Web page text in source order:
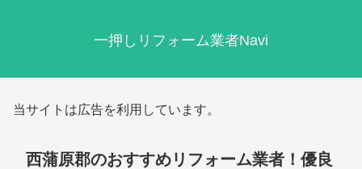
一押しリフォーム業者Navi
当サイトは広告を利用しています。
西蒲原郡のおすすめリフォーム業者！優良